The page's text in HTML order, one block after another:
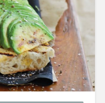
Mijoté
pâtes
asperges